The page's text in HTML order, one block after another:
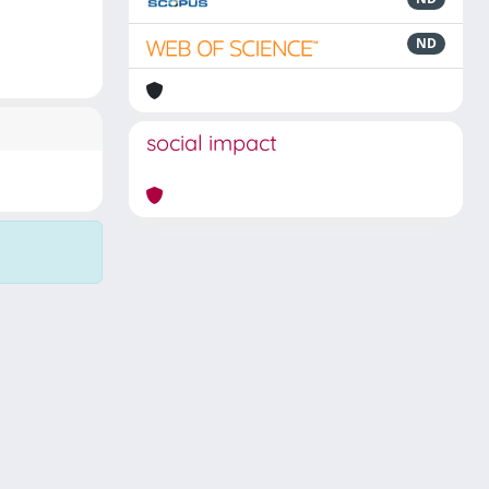
ND
social impact